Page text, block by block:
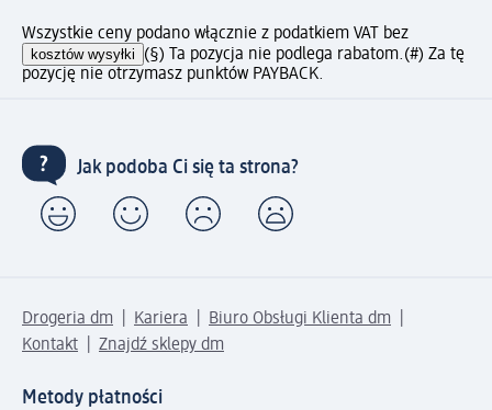
Wszystkie ceny podano włącznie z podatkiem VAT bez
kosztów wysyłki (§) Ta pozycja nie podlega rabatom.(#) Za tę
pozycję nie otrzymasz punktów PAYBACK.
Jak podoba Ci się ta strona?
Drogeria dm Kariera
Biuro Obsługi Klienta dm
Kontakt
Znajdź sklepy dm
Metody płatności